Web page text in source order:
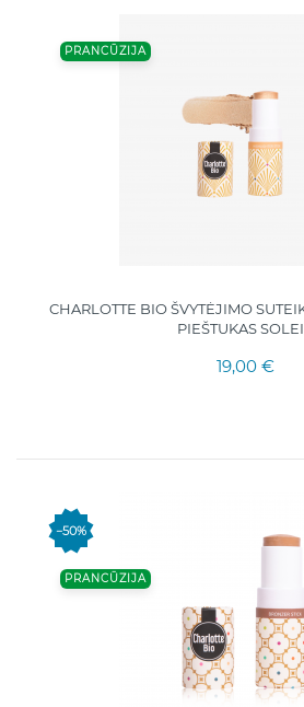
PRANCŪZIJA
CHARLOTTE BIO ŠVYTĖJIMO
PIEŠTUKAS
19,00 €
−50%
PRANCŪZIJA